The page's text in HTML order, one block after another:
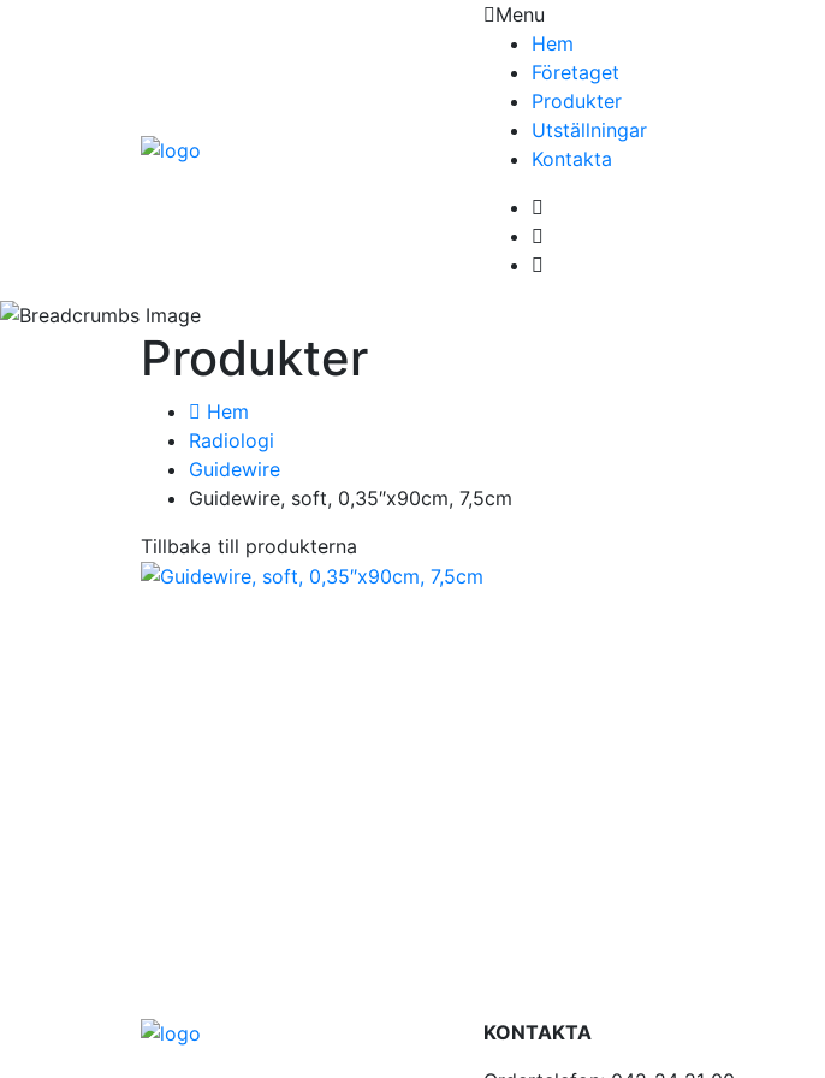
Menu
Hem
Företaget
Produkter
Utställningar
Kontakta
Produkter
Hem
Radiologi
Guidewire
Guidewire, soft, 0,35″x90cm, 7,5cm
Tillbaka till produkterna
KONTAKTA